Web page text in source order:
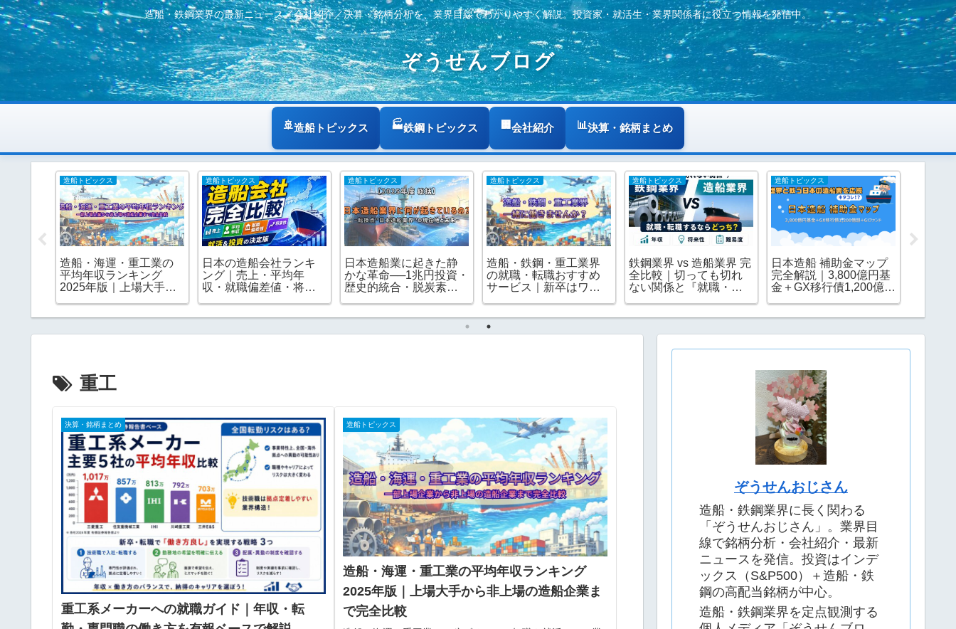
造船・鉄鋼業界の最新ニュース／会社紹介／決算・銘柄分析を、業界目線でわかりやすく解説。投資家・就活生・業界関係者に役立つ情報を発信中。
ぞうせんブログ
造船トピックス 鉄鋼トピックス 会社紹介 決算・銘柄まとめ
造船トピックス
造船・海運・重工業の
平均年収ランキング
2025年版｜上場大手か
造船トピックス
日本の造船会社ランキ
ング｜売上・平均年
収・就職偏差値・将来
造船トピックス
日本造船業に起きた静
かな革命──1兆円投資・
歴史的統合・脱炭素が
造船トピックス
造船・鉄鋼・重工業界
の就職・転職おすすめ
サービス｜新卒はワン
リ【2026年版】
造船トピックス
鉄鋼業界 vs 造船業界 完
全比較｜切っても切れ
ない関係と『就職・転
最新版
造船トピックス
日本造船 補助金マップ
完全解説｜3,800億円基
金＋GX移行債1,200億超
重工
決算・銘柄まとめ
重工系メーカーへの就職ガイド｜年収・転
造船トピックス
造船・海運・重工業の平均年収ランキング
2025年版｜上場大手から非上場の造船企業ま
で完全比較
ぞうせんおじさん
造船・鉄鋼業界に長く関わる
「ぞうせんおじさん」。業界目
線で銘柄分析・会社紹介・最新
ニュースを発信。投資はインデ
ックス（S&P500）＋造船・鉄
鋼の高配当銘柄が中心。
造船・鉄鋼業界を定点観測する